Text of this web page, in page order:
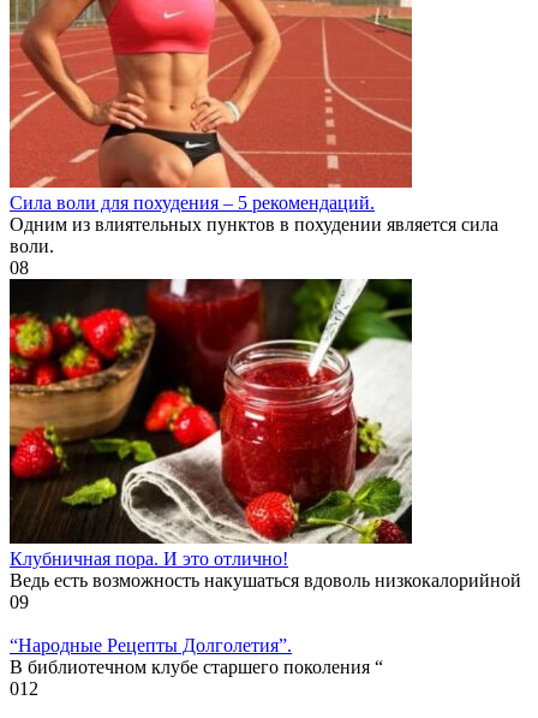
Cила воли для похудения – 5 рекомендаций.
Одним из влиятельных пунктов в похудении является сила
воли.
08
Клубничная пора. И это отлично!
Ведь есть возможность накушаться вдоволь низкокалорийной
09
“Народные Рецепты Долголетия”.
В библиотечном клубе старшего поколения “
012